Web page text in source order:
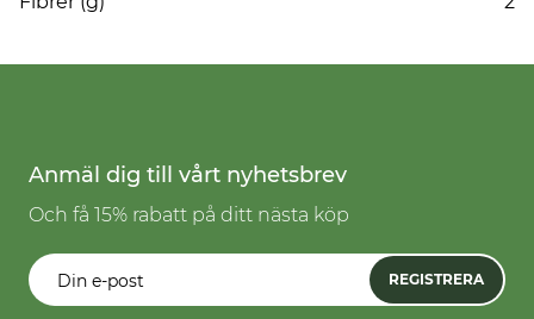
Anmäl dig till vårt nyhetsbrev
Och få 15% rabatt på ditt nästa köp
REGISTRERA